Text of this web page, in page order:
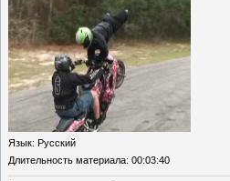
Язык: Русский
Длительность материала: 00:03:40